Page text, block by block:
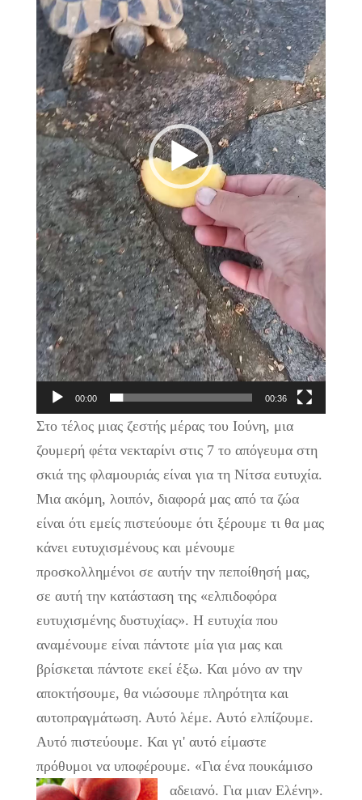
00:00 00:36
Στο τέλος μιας ζεστής μέρας του Ιούνη, μια
ζουμερή φέτα νεκταρίνι στις 7 το απόγευμα στη
σκιά της φλαμουριάς είναι για τη Νίτσα ευτυχία.
Μια ακόμη, λοιπόν, διαφορά μας από τα ζώα
είναι ότι εμείς πιστεύουμε ότι ξέρουμε τι θα μας
κάνει ευτυχισμένους και μένουμε
προσκολλημένοι σε αυτήν την πεποίθησή μας,
σε αυτή την κατάσταση της «ελπιδοφόρα
ευτυχισμένης δυστυχίας». Η ευτυχία που
αναμένουμε είναι πάντοτε μία για μας και
βρίσκεται πάντοτε εκεί έξω. Και μόνο αν την
αποκτήσουμε, θα νιώσουμε πληρότητα και
αυτοπραγμάτωση. Αυτό λέμε. Αυτό ελπίζουμε.
Αυτό πιστεύουμε. Και γι' αυτό είμαστε
πρόθυμοι να υποφέρουμε. «Για ένα πουκάμισο
αδειανό. Για μιαν Ελένη».